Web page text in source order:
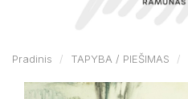
Pradinis TAPYBA / PIEŠIMAS